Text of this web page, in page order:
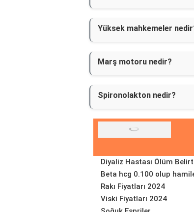
Yüksek mahkemeler
Marş motoru nedir?
Spironolakton nedir?
Diyaliz Hastası Ölüm
Beta hcg 0.100 olup
Rakı Fiyatları 2024
Viski Fiyatları 2024